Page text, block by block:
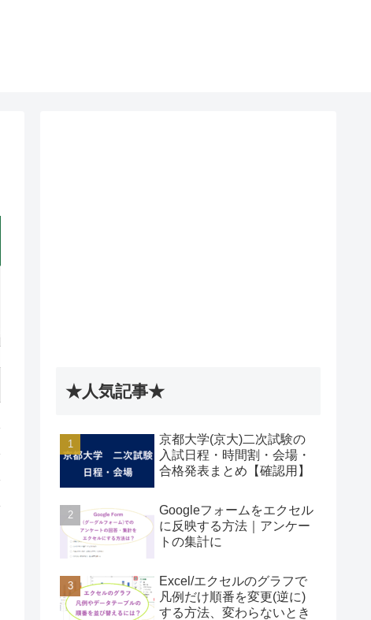
★人気記事★
京都大学(京大)二次試験の
入試日程・時間割・会場・
合格発表まとめ【確認用】
Googleフォームをエクセル
に反映する方法｜アンケー
トの集計に
Excel/エクセルのグラフで
凡例だけ順番を変更(逆に)
する方法、変わらないとき